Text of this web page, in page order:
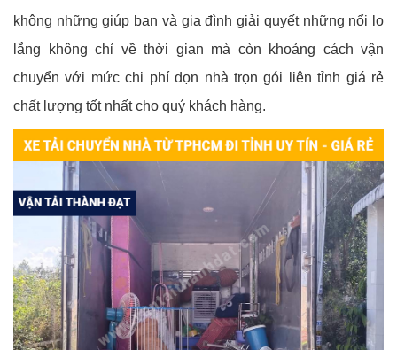
không những giúp bạn và gia đình giải quyết những nổi lo
lắng không chỉ về thời gian mà còn khoảng cách vận
chuyển với mức chi phí dọn nhà trọn gói liên tỉnh giá rẻ
chất lượng tốt nhất cho quý khách hàng.